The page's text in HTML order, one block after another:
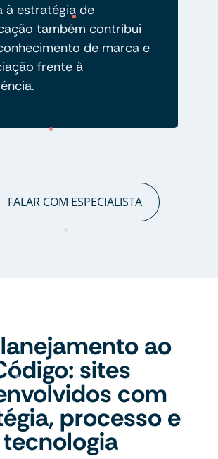
à estratégia de
também contribui
de marca e
frente à
FALAR COM ESPECIALISTA
ao
sites
com
processo e
tecnologia